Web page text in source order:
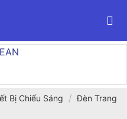
Bị Chiếu Sáng / Đèn Trang